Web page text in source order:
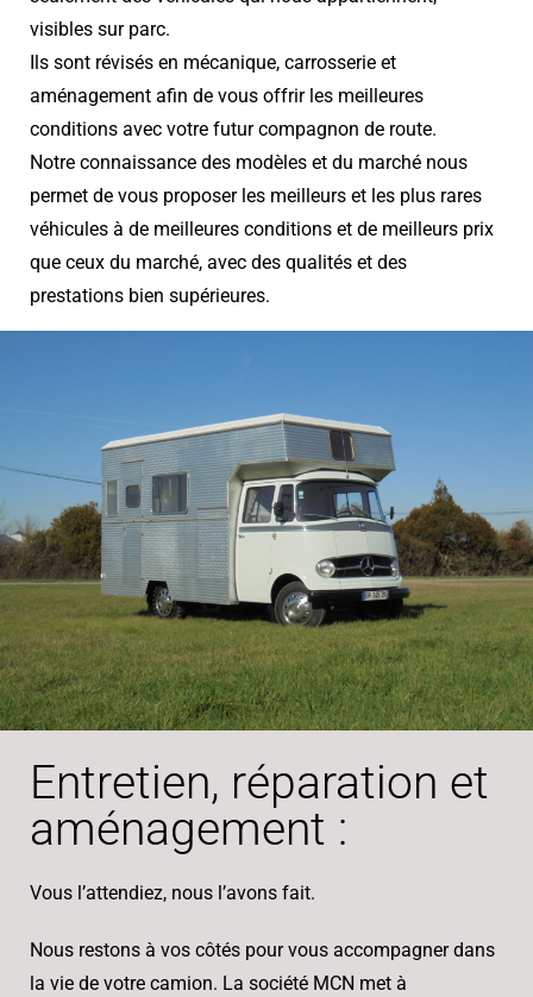
visibles sur parc.
Ils sont révisés en mécanique, carrosserie et
aménagement afin de vous offrir les meilleures
conditions avec votre futur compagnon de route.
Notre connaissance des modèles et du marché nous
permet de vous proposer les meilleurs et les plus rares
véhicules à de meilleures conditions et de meilleurs prix
que ceux du marché, avec des qualités et des
prestations bien supérieures.
Entretien, réparation et
aménagement :
Vous l’attendiez, nous l’avons fait.
Nous restons à vos côtés pour vous accompagner dans
la vie de votre camion. La société MCN met à